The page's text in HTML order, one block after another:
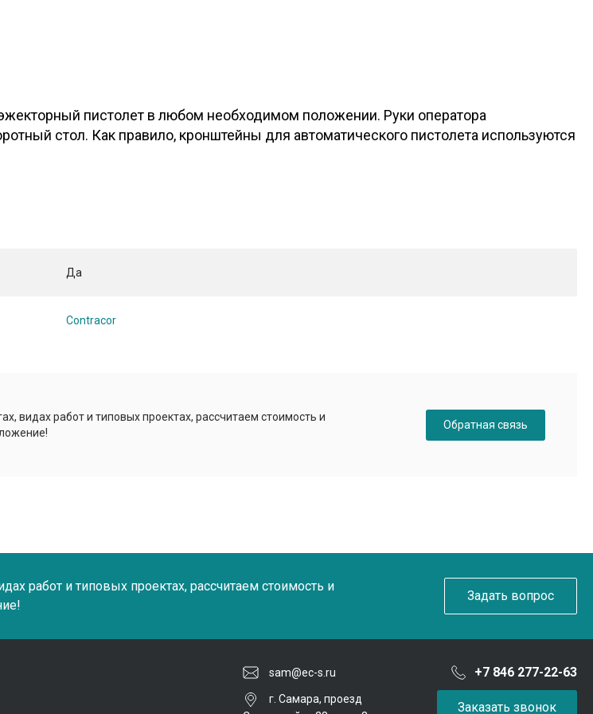
пистолет в любом необходимом положении. Руки оператора
стол. Как правило, кронштейны для автоматического пистолета используются
Да
Contracor
видах работ и типовых проектах, рассчитаем стоимость и
Обратная связь
работ и типовых проектах, рассчитаем стоимость и
Задать вопрос
sam@ec-s.ru +7 846 277-22-63
г. Самара, проезд
Заказать звонок